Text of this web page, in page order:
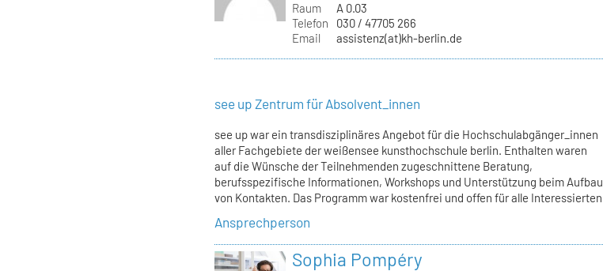
Raum
A 0.03
Telefon
030 / 47705 266
Email
assistenz(at)kh-berlin.de
see up Zentrum für Absolvent_innen
see up war ein transdisziplinäres Angebot für die Hochschulabgänger_innen
aller Fachgebiete der weißensee kunsthochschule berlin. Enthalten waren
auf die Wünsche der Teilnehmenden zugeschnittene Beratung,
berufsspezifische Informationen, Workshops und Unterstützung beim Aufbau
von Kontakten. Das Programm war kostenfrei und offen für alle Interessierten.
Ansprechperson
Sophia Pompéry